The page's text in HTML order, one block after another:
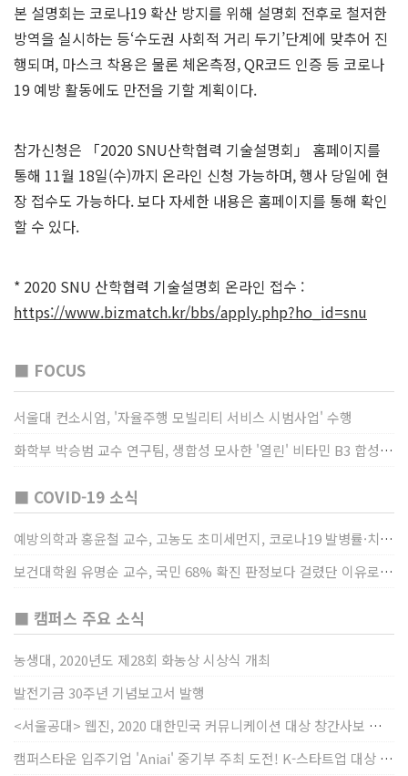
본 설명회는 코로나19 확산 방지를 위해 설명회 전후로 철저한
방역을 실시하는 등‘수도권 사회적 거리 두기’단계에 맞추어 진
행되며, 마스크 착용은 물론 체온측정, QR코드 인증 등 코로나
19 예방 활동에도 만전을 기할 계획이다.
참가신청은 「2020 SNU산학협력 기술설명회」 홈페이지를
통해 11월 18일(수)까지 온라인 신청 가능하며, 행사 당일에 현
장 접수도 가능하다. 보다 자세한 내용은 홈페이지를 통해 확인
할 수 있다.
* 2020 SNU 산학협력 기술설명회 온라인 접수 :
https://www.bizmatch.kr/bbs/apply.php?ho_id=snu
■ FOCUS
서울대 컨소시엄, '자율주행 모빌리티 서비스 시범사업' 수행
화학부 박승범 교수 연구팀, 생합성 모사한 '열린' 비타민 B3 합성법 개발
■ COVID-19 소식
예방의학과 홍윤철 교수, 고농도 초미세먼지, 코로나19 발병률·치명률 높인다
보건대학원 유명순 교수, 국민 68% 확진 판정보다 걸렸단 이유로 비난받는 걸 더 두려해
■ 캠퍼스 주요 소식
농생대, 2020년도 제28회 화농상 시상식 개최
발전기금 30주년 기념보고서 발행
<서울공대> 웹진, 2020 대한민국 커뮤니케이션 대상 창간사보 부문 최우수상 선정
캠퍼스타운 입주기업 'Aniai' 중기부 주최 도전! K-스타트업 대상 수상